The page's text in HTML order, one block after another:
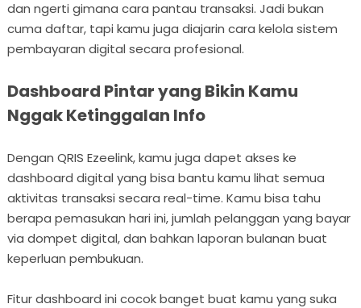
dan ngerti gimana cara pantau transaksi. Jadi bukan
cuma daftar, tapi kamu juga diajarin cara kelola sistem
pembayaran digital secara profesional.
Dashboard Pintar yang Bikin Kamu
Nggak Ketinggalan Info
Dengan QRIS Ezeelink, kamu juga dapet akses ke
dashboard digital yang bisa bantu kamu lihat semua
aktivitas transaksi secara real-time. Kamu bisa tahu
berapa pemasukan hari ini, jumlah pelanggan yang bayar
via dompet digital, dan bahkan laporan bulanan buat
keperluan pembukuan.
Fitur dashboard ini cocok banget buat kamu yang suka